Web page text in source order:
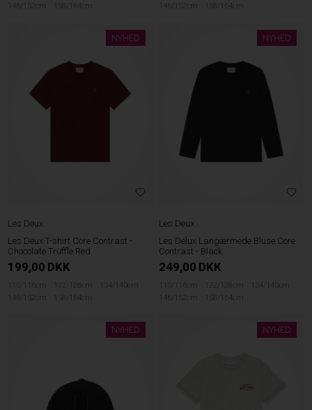
146/152cm
158/164cm
146/152cm
158/164cm
NYHED
Les Deux
Les Deux T-shirt Core Contrast -
Chocolate Truffle Red
199,00 DKK
110/116cm 122/128cm
134/140cm
146/152cm
158/164cm
NYHED
Les Deux
Les Delux Langærmede Bluse Core
Contrast - Black
249,00 DKK
110/116cm 122/128cm
134/140cm
146/152cm
158/164cm
NYHED NYHED